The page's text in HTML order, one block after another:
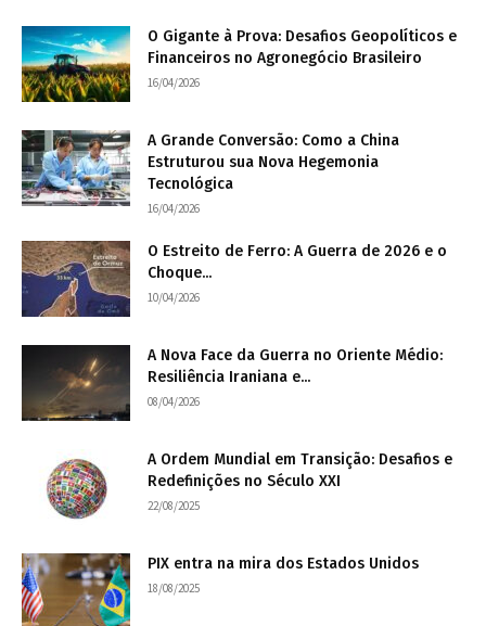
O Gigante à Prova: Desafios Geopolíticos e
Financeiros no Agronegócio Brasileiro
16/04/2026
A Grande Conversão: Como a China
Estruturou sua Nova Hegemonia
Tecnológica
16/04/2026
O Estreito de Ferro: A Guerra de 2026 e o
Choque...
10/04/2026
A Nova Face da Guerra no Oriente Médio:
Resiliência Iraniana e...
08/04/2026
A Ordem Mundial em Transição: Desafios e
Redefinições no Século XXI
22/08/2025
PIX entra na mira dos Estados Unidos
18/08/2025